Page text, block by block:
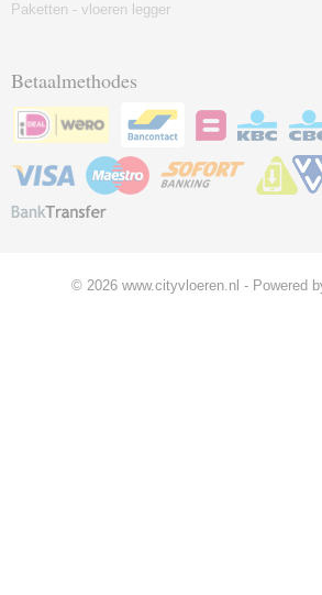
Paketten - vloeren legger
Betaalmethodes
© 2026 www.cityvloeren.nl - Powered